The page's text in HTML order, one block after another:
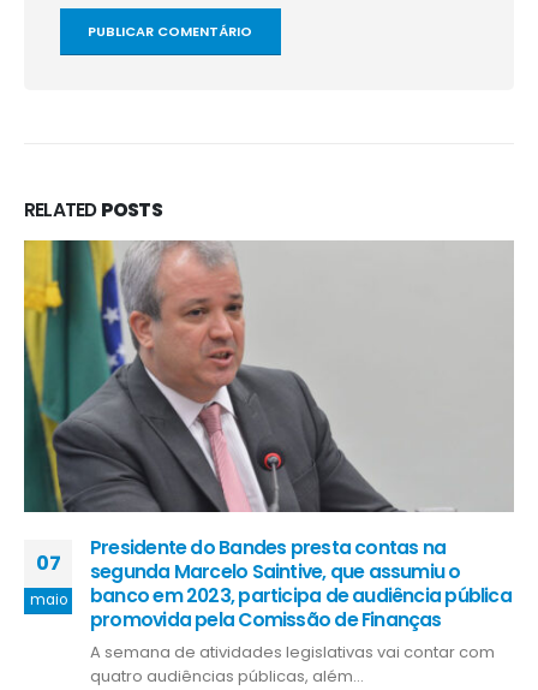
RELATEDPOSTS
07
maio
Presidente do Bandes presta contas na
segunda Marcelo Saintive, que assumiu o
banco em 2023, participa de audiência pública
promovida pela Comissão de Finanças
A semana de atividades legislativas vai contar com
quatro audiências públicas, além...